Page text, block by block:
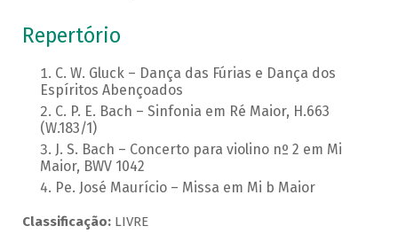
Repertório
C. W. Gluck – Dança das Fúrias e Dança dos
Espíritos Abençoados
C. P. E. Bach – Sinfonia em Ré Maior, H.663
(W.183/1)
J. S. Bach – Concerto para violino nº 2 em Mi
Maior, BWV 1042
Pe. José Maurício – Missa em Mi b Maior
Classificação:LIVRE